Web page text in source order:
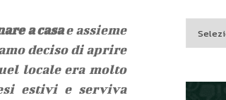
a casae assieme
deciso di aprire
locale era molto
estivi e serviva